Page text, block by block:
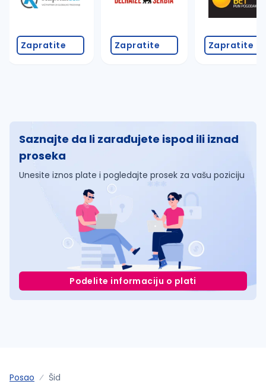
Zapratite Zapratite Zapratite
Saznajte da li zarađujete ispod ili iznad
proseka
Unesite iznos plate i pogledajte prosek za vašu poziciju
Podelite informaciju o plati
Posao Šid